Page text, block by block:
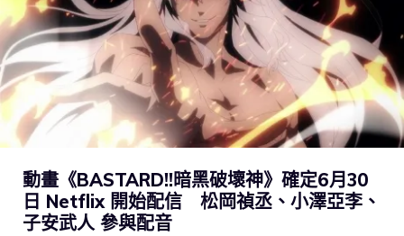
動畫《BASTARD!!暗黑破壞神》確定6月30
日 Netflix 開始配信 松岡禎丞、小澤亞李、
子安武人 參與配音